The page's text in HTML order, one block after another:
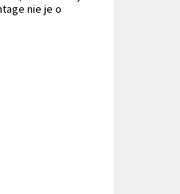
nie je o